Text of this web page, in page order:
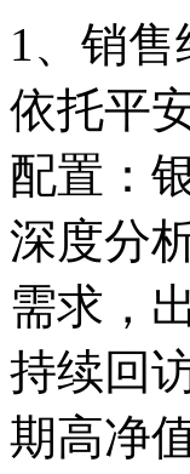
1、销
依托平
配置：
深度分
需求，
持续回
期高净